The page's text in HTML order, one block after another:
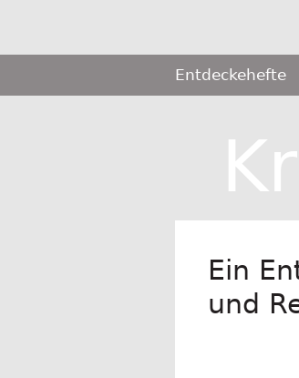
Menü
Entdeckehefte
Ein
und